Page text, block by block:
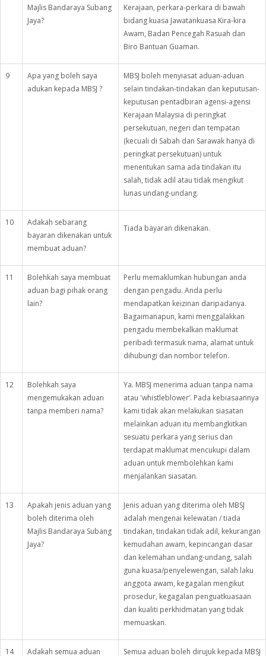
Majlis Bandaraya Subang
Jaya?
Kerajaan, perkara-perkara di bawah
bidang kuasa Jawatankuasa Kira-kira
Awam, Badan Pencegah Rasuah dan
Biro Bantuan Guaman.
9
Apa yang boleh saya
adukan kepada MBSJ ?
MBSJ boleh menyiasat aduan-aduan
selain tindakan-tindakan dan keputusan-
keputusan pentadbiran agensi-agensi
Kerajaan Malaysia di peringkat
persekutuan, negeri dan tempatan
(kecuali di Sabah dan Sarawak hanya di
peringkat persekutuan) untuk
menentukan sama ada tindakan itu
salah, tidak adil atau tidak mengikut
lunas undang-undang.
10
Adakah sebarang
bayaran dikenakan untuk
membuat aduan?
Tiada bayaran dikenakan.
11
Bolehkah saya membuat
aduan bagi pihak orang
lain?
Perlu memaklumkan hubungan anda
dengan pengadu. Anda perlu
mendapatkan keizinan daripadanya.
Bagaimanapun, kami menggalakkan
pengadu membekalkan maklumat
peribadi termasuk nama, alamat untuk
dihubungi dan nombor telefon.
12
Bolehkah saya
mengemukakan aduan
tanpa memberi nama?
Ya. MBSJ menerima aduan tanpa nama
atau 'whistleblower’. Pada kebiasaannya
kami tidak akan melakukan siasatan
melainkan aduan itu membangkitkan
sesuatu perkara yang serius dan
terdapat maklumat mencukupi dalam
aduan untuk membolehkan kami
menjalankan siasatan.
13
Apakah jenis aduan yang
boleh diterima oleh
Majlis Bandaraya Subang
Jaya?
Jenis aduan yang diterima oleh MBSJ
adalah mengenai kelewatan / tiada
tindakan, tindakan tidak adil, kekurangan
kemudahan awam, kepincangan dasar
dan kelemahan undang-undang, salah
guna kuasa/penyelewengan, salah laku
anggota awam, kegagalan mengikut
prosedur, kegagalan penguatkuasaan
dan kualiti perkhidmatan yang tidak
memuaskan.
14 Adakah semua aduan Semua aduan boleh dirujuk kepada MBSJ